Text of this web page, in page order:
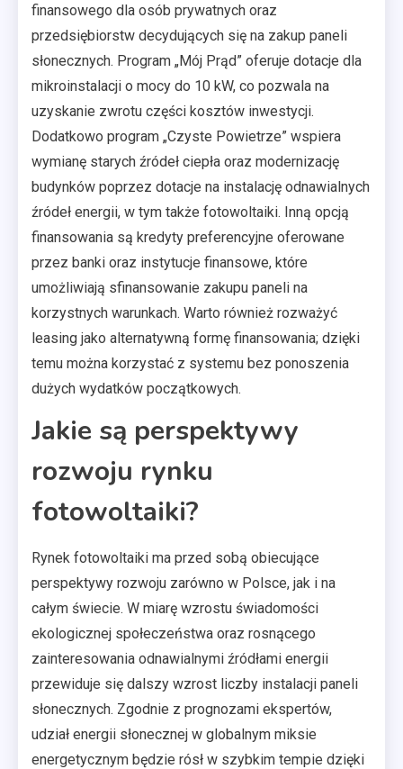
finansowego dla osób prywatnych oraz
przedsiębiorstw decydujących się na zakup paneli
słonecznych. Program „Mój Prąd” oferuje dotacje dla
mikroinstalacji o mocy do 10 kW, co pozwala na
uzyskanie zwrotu części kosztów inwestycji.
Dodatkowo program „Czyste Powietrze” wspiera
wymianę starych źródeł ciepła oraz modernizację
budynków poprzez dotacje na instalację odnawialnych
źródeł energii, w tym także fotowoltaiki. Inną opcją
finansowania są kredyty preferencyjne oferowane
przez banki oraz instytucje finansowe, które
umożliwiają sfinansowanie zakupu paneli na
korzystnych warunkach. Warto również rozważyć
leasing jako alternatywną formę finansowania; dzięki
temu można korzystać z systemu bez ponoszenia
dużych wydatków początkowych.
Jakie są perspektywy
rozwoju rynku
fotowoltaiki?
Rynek fotowoltaiki ma przed sobą obiecujące
perspektywy rozwoju zarówno w Polsce, jak i na
całym świecie. W miarę wzrostu świadomości
ekologicznej społeczeństwa oraz rosnącego
zainteresowania odnawialnymi źródłami energii
przewiduje się dalszy wzrost liczby instalacji paneli
słonecznych. Zgodnie z prognozami ekspertów,
udział energii słonecznej w globalnym miksie
energetycznym będzie rósł w szybkim tempie dzięki